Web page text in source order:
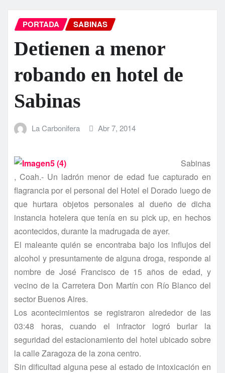
PORTADA SABINAS
Detienen a menor
robando en hotel de
Sabinas
La Carbonifera Abr 7, 2014
Sabinas
, Coah.- Un ladrón menor de edad fue capturado en
flagrancia por el personal del Hotel el Dorado luego de
que hurtara objetos personales al dueño de dicha
instancia hotelera que tení­a en su pick up, en hechos
acontecidos, durante la madrugada de ayer.
El maleante quién se encontraba bajo los influjos del
alcohol y presuntamente de alguna droga, responde al
nombre de José Francisco de 15 años de edad, y
vecino de la Carretera Don Martí­n con Rí­o Blanco del
sector Buenos Aires.
Los acontecimientos se registraron alrededor de las
03:48 horas, cuando el infractor logró burlar la
seguridad del estacionamiento del hotel ubicado sobre
la calle Zaragoza de la zona centro.
Sin dificultad alguna pese al estado de intoxicación en